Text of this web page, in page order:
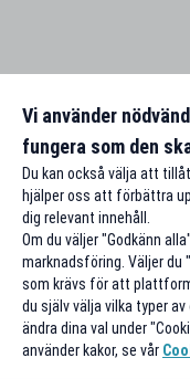
Vi använder
fungera som den
Du kan också välja att
hjälper oss att förbättra
dig relevant innehåll.
Om du väljer "Godkänn
marknadsföring. Väljer du
som krävs för att
du själv välja vilka typer
ändra dina val under
använder kakor, se vår